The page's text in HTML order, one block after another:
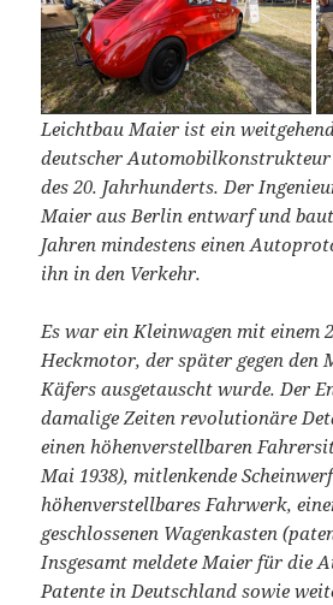
Leichtbau Maier ist ein
deutscher Automobilkonstrukteur
des 20. Jahrhunderts. Der
Maier aus Berlin entwarf und
Jahren mindestens einen
ihn in den Verkehr.
Es war ein Kleinwagen mit einem
Heckmotor, der später gegen den
Käfers ausgetauscht wurde. Der
damalige Zeiten revolutionäre
einen höhenverstellbaren
Mai 1938), mitlenkende
höhenverstellbares Fahrwerk,
geschlossenen Wagenkasten
Insgesamt meldete Maier für die
Patente in Deutschland sowie